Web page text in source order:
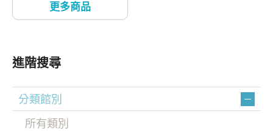
進階搜尋
分類館別
所有類別